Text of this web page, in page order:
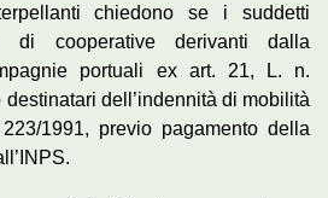
chiedono se i suddetti
di cooperative derivanti dalla
portuali ex art. 21, L. n.
dell’indennità di mobilità
1991, previo pagamento della